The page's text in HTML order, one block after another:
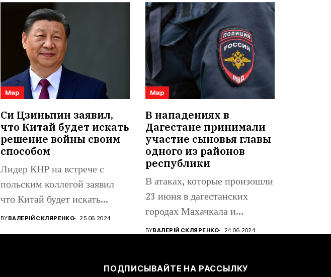
Мир
Си Цзиньпин заявил,
что Китай будет искать
решение войны своим
способом
Лидер КНР на встрече с
польским коллегой заявил
что Китай будет искать...
BYВАЛЕРІЙ СКЛЯРЕНКО 25.06.2024
Мир
В нападениях в
Дагестане принимали
участие сыновья главы
одного из районов
республики
В атаках, которые произошли
23 июня в дагестанских
городах Махачкала и
Дербент,...
BYВАЛЕРІЙ СКЛЯРЕНКО 24.06.2024
ПОДПИСЫВАЙТЕ НА РАССЫЛКУ